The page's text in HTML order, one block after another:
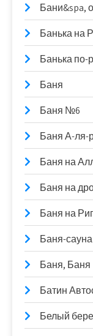
Бани&spa,
Банька на
Банька по-
Баня
Баня №6
Баня А-ля-
Баня на
Баня на
Баня на
Баня-сауна
Баня, Баня
Батин
Белый